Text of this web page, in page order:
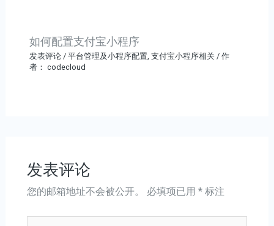
如何配置支付宝小程序
发表评论 /平台管理及小程序配置 ,支付宝小程序相关 / 作
者： codecloud
发表评论
您的邮箱地址不会被公开。 必填项已用 *标注